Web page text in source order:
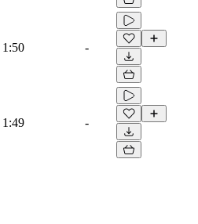
1:50 -
1:49 -